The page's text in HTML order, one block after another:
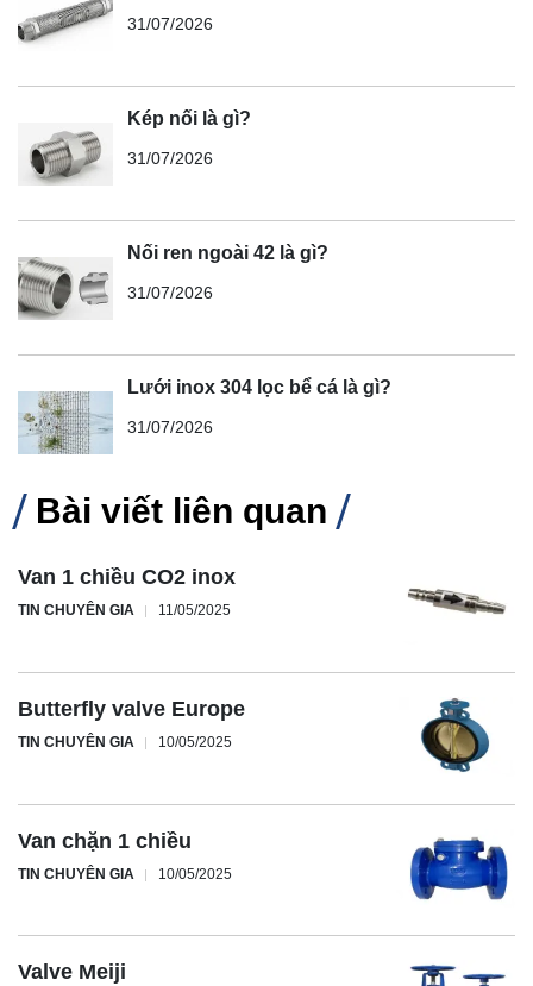
31/07/2026
Kép nối là gì?
31/07/2026
Nối ren ngoài 42 là gì?
31/07/2026
Lưới inox 304 lọc bể cá là gì?
31/07/2026
Bài viết liên quan
Van 1 chiều CO2 inox
TIN CHUYÊN GIA 11/05/2025
Butterfly valve Europe
TIN CHUYÊN GIA 10/05/2025
Van chặn 1 chiều
TIN CHUYÊN GIA 10/05/2025
Valve Meiji